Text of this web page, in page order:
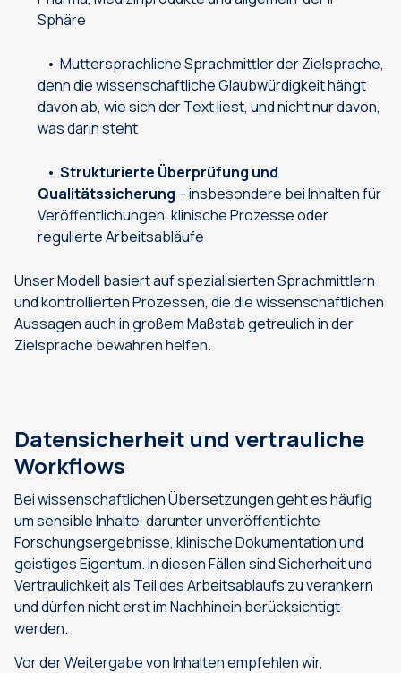
Sphäre
Muttersprachliche Sprachmittler der Zielsprache,
denn die wissenschaftliche Glaubwürdigkeit hängt
davon ab, wie sich der Text liest, und nicht nur davon,
was darin steht
Strukturierte Überprüfung und
Qualitätssicherung – insbesondere bei Inhalten für
Veröffentlichungen, klinische Prozesse oder
regulierte Arbeitsabläufe
Unser Modell basiert auf spezialisierten Sprachmittlern
und kontrollierten Prozessen, die die wissenschaftlichen
Aussagen auch in großem Maßstab getreulich in der
Zielsprache bewahren helfen.
Datensicherheit und vertrauliche
Workflows
Bei wissenschaftlichen Übersetzungen geht es häufig
um sensible Inhalte, darunter unveröffentlichte
Forschungsergebnisse, klinische Dokumentation und
geistiges Eigentum. In diesen Fällen sind Sicherheit und
Vertraulichkeit als Teil des Arbeitsablaufs zu verankern
und dürfen nicht erst im Nachhinein berücksichtigt
werden.
Vor der Weitergabe von Inhalten empfehlen wir,